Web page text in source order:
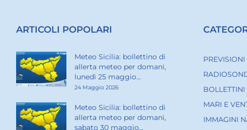
ARTICOLI POPOLARI
Meteo Sicilia: bollettino di
allerta meteo per domani,
lunedì 25 maggio...
24 Maggio 2026
Meteo Sicilia: bollettino di
allerta meteo per domani,
sabato 30 maggio...
MARI E
IMMAGINI